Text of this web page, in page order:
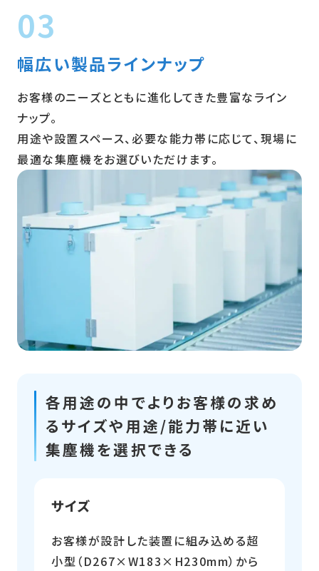
03
幅広い製品ラインナップ
お客様のニーズとともに進化してきた豊富なライン
ナップ。
用途や設置スペース、必要な能力帯に応じて、現場に
最適な集塵機をお選びいただけます。
各用途の中でよりお客様の求め
るサイズや用途/能力帯に近い
集塵機を選択できる
サイズ
お客様が設計した装置に組み込める超
小型（D267×W183×H230mm）から